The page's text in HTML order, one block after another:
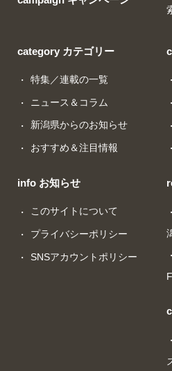
category カテゴリー
特集／連載の一覧
ニュース＆コラム
新潟県からのお知らせ
おすすめ＆注目情報
info お知らせ
このサイトについて
プライバシーポリシー
SNSアカウントポリシー